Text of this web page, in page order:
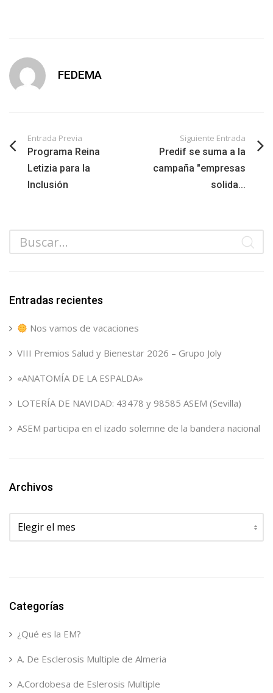
FEDEMA
Entrada Previa
Programa Reina
Letizia para la
Inclusión
Siguiente Entrada
Predif se suma a la
campaña "empresas
solida...
Entradas recientes
Nos vamos de vacaciones
VIII Premios Salud y Bienestar 2026 – Grupo Joly
«ANATOMÍA DE LA ESPALDA»
LOTERÍA DE NAVIDAD: 43478 y 98585 ASEM (Sevilla)
ASEM participa en el izado solemne de la bandera nacional
Archivos
Archivos
Categorías
¿Qué es la EM?
A. De Esclerosis Multiple de Almeria
A.Cordobesa de Eslerosis Multiple